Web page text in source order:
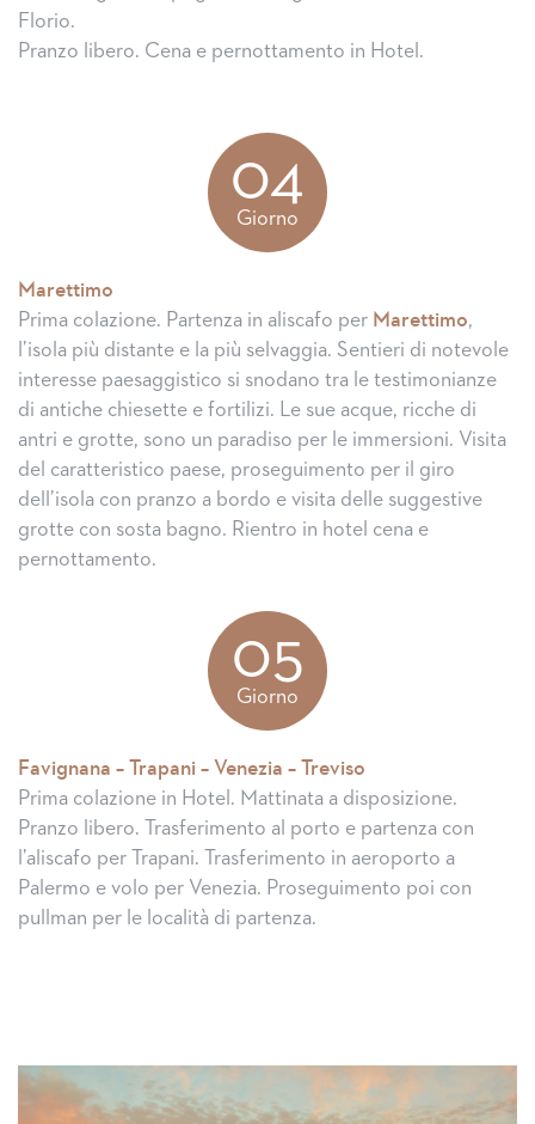
Florio.
Pranzo libero. Cena e pernottamento in Hotel.
04
Giorno
Marettimo
Prima colazione. Partenza in aliscafo per Marettimo,
l’isola più distante e la più selvaggia. Sentieri di notevole
interesse paesaggistico si snodano tra le testimonianze
di antiche chiesette e fortilizi. Le sue acque, ricche di
antri e grotte, sono un paradiso per le immersioni. Visita
del caratteristico paese, proseguimento per il giro
dell’isola con pranzo a bordo e visita delle suggestive
grotte con sosta bagno. Rientro in hotel cena e
pernottamento.
05
Giorno
Favignana – Trapani – Venezia – Treviso
Prima colazione in Hotel. Mattinata a disposizione.
Pranzo libero. Trasferimento al porto e partenza con
l’aliscafo per Trapani. Trasferimento in aeroporto a
Palermo e volo per Venezia. Proseguimento poi con
pullman per le località di partenza.